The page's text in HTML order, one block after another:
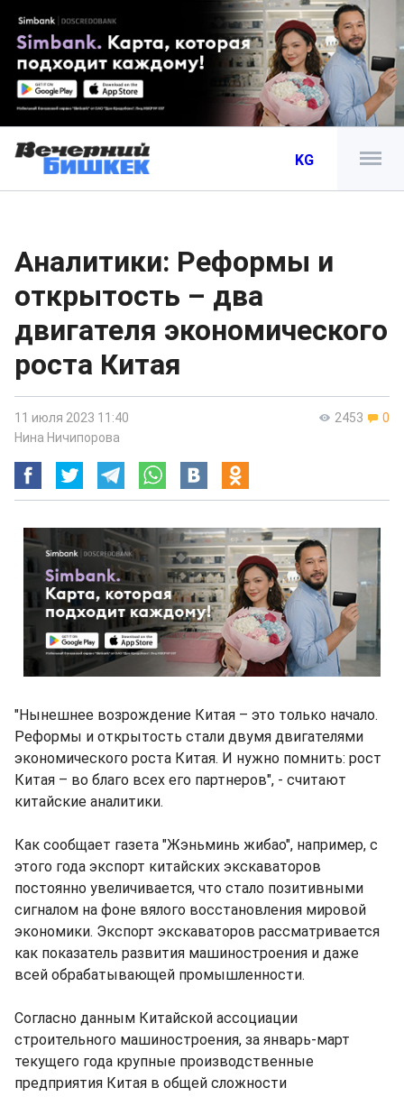
KG
Аналитики: Реформы и
открытость – два
двигателя экономического
роста Китая
2453 0
11 июля 2023 11:40
Нина Ничипорова
"Нынешнее возрождение Китая – это только начало.
Реформы и открытость стали двумя двигателями
экономического роста Китая. И нужно помнить: рост
Китая – во благо всех его партнеров", - считают
китайские аналитики.
Как сообщает газета "Жэньминь жибао", например, с
этого года экспорт китайских экскаваторов
постоянно увеличивается, что стало позитивными
сигналом на фоне вялого восстановления мировой
экономики. Экспорт экскаваторов рассматривается
как показатель развития машиностроения и даже
всей обрабатывающей промышленности.
Согласно данным Китайской ассоциации
строительного машиностроения, за январь-март
текущего года крупные производственные
предприятия Китая в общей сложности